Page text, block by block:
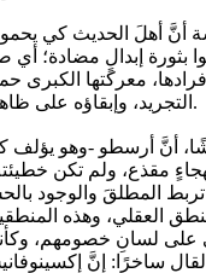
أنَّ أهلَ الحديث كي
بثورة إبدالٍ مضادة؛
معركتها الكبرى
التجريد، وإبقاؤه على ظاهره كما يُحسّه العربي.
أنَّ أرسطو -وهو يؤلف
مقذع، ولم تكن
تربط المطلقَ والوجود
العقلي، وهذه
على لسانِ خصومهم،
ساخرًا: إنَّ